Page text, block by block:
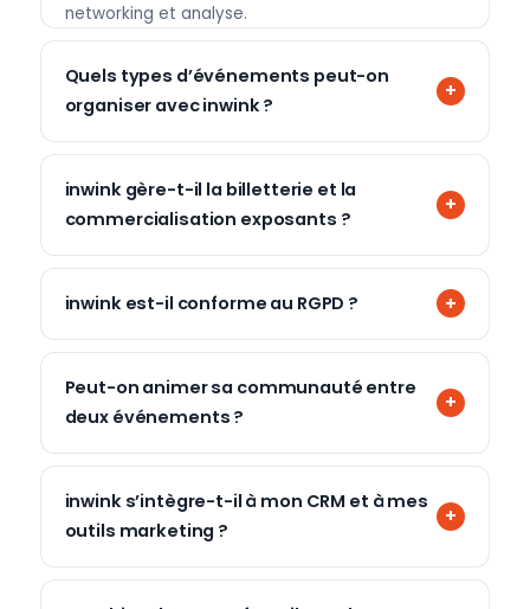
networking et analyse.
Quels types d’événements peut-on
organiser avec inwink ?
inwink gère-t-il la billetterie et la
commercialisation exposants ?
inwink est-il conforme au RGPD ?
Peut-on animer sa communauté entre
deux événements ?
inwink s’intègre-t-il à mon CRM et à mes
outils marketing ?